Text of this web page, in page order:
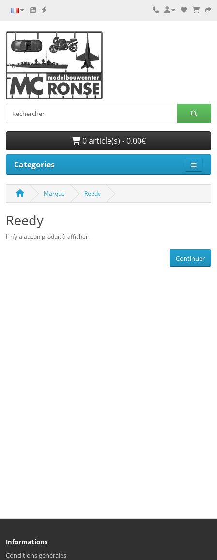
0 article(s) - 0.00€
Categories
Marque Reedy
Reedy
Il n’y a aucun produit à afficher.
Continuer
Informations
Conditions générales